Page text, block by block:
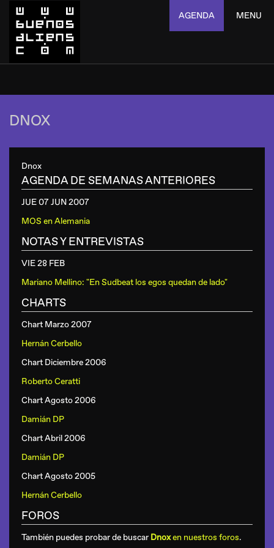
AGENDA MENU
DNOX
Dnox
AGENDA DE SEMANAS ANTERIORES
JUE 07 JUN2007
MOS enAlemania
NOTAS Y ENTREVISTAS
VIE 28 FEB
Mariano Mellino: "En Sudbeat los egos quedan de lado"
CHARTS
Chart Marzo 2007
Hernán Cerbello
Chart Diciembre 2006
Roberto Ceratti
Chart Agosto 2006
Damián DP
Chart Abril 2006
Damián DP
Chart Agosto 2005
Hernán Cerbello
FOROS
También puedes probar de buscar Dnoxen nuestros foros.